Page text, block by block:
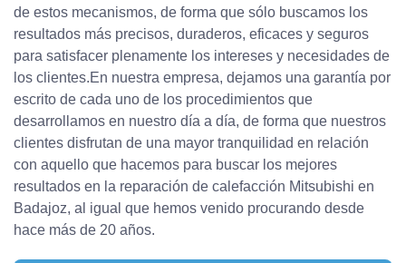
de estos mecanismos, de forma que sólo buscamos los
resultados más precisos, duraderos, eficaces y seguros
para satisfacer plenamente los intereses y necesidades de
los clientes.En nuestra empresa, dejamos una garantía por
escrito de cada uno de los procedimientos que
desarrollamos en nuestro día a día, de forma que nuestros
clientes disfrutan de una mayor tranquilidad en relación
con aquello que hacemos para buscar los mejores
resultados en la reparación de calefacción Mitsubishi en
Badajoz, al igual que hemos venido procurando desde
hace más de 20 años.